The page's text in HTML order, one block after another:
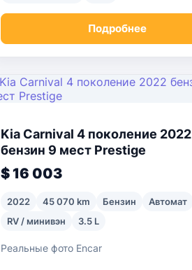
Подробнее
Kia Carnival 4 поколение 2022
бензин 9 мест Prestige
$ 16 003
2022 45 070 km Бензин
Автомат
RV / минивэн
3.5 L
Реальные фото Encar